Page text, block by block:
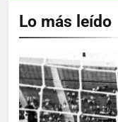
Lo más leído